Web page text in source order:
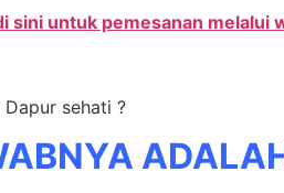
sini untuk pemesanan melalui
sehati ?